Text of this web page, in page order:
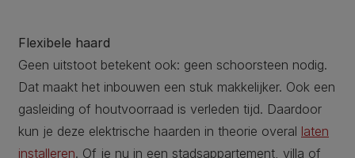
Flexibele haard
Geen uitstoot betekent ook: geen schoorsteen nodig.
Dat maakt het inbouwen een stuk makkelijker. Ook een
gasleiding of houtvoorraad is verleden tijd. Daardoor
kun je deze elektrische haarden in theorie overal laten
installeren. Of je nu in een stadsappartement, villa of